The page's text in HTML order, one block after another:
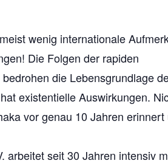
wenig internationale
Die Folgen der rapiden
die Lebensgrundlage
existentielle Auswirkungen.
vor genau 10 Jahren
arbeitet seit 30 Jahren intensiv